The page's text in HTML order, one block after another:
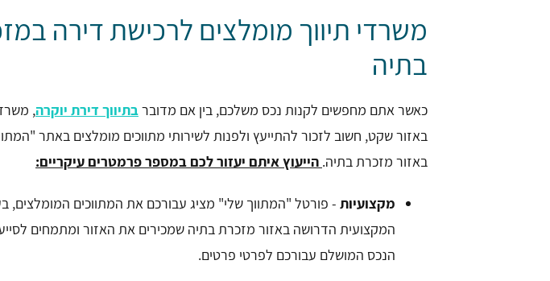
משרדי תיווך מומלצים לרכישת דירה
בתיה
כאשר אתם מחפשים לקנות נכס משלכם, בין אם מדוברבתיווך דירת יוקרה,
באזור שקט, חשוב לזכור להתייעץ ולפנות לשירותי מתווכים מומלצים באתר
באזור מזכרת בתיה. הייעוץ איתם יעזור לכם במספר פרמטרים עיקריים:
מקצועיות - פורטל "המתווך שלי" מציג עבורכם את המתווכים המומלצים,
המקצועית הדרושה באזור מזכרת בתיה שמכירים את האזור ומתמחים
הנכס המושלם עבורכם לפרטי פרטים.